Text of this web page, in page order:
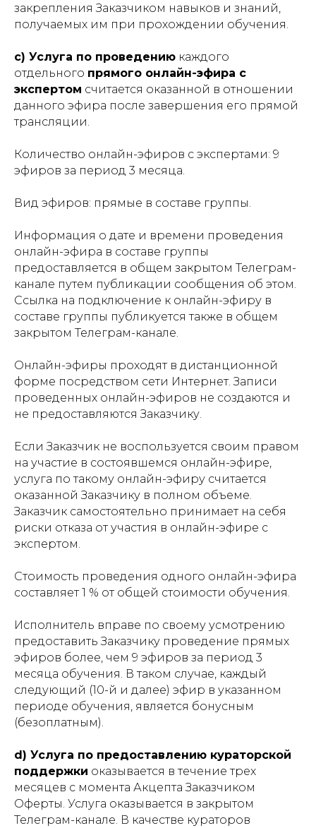
закрепления Заказчиком навыков и знаний,
получаемых им при прохождении обучения.
c) Услуга по проведению каждого
отдельного прямого онлайн-эфира с
экспертом считается оказанной в отношении
данного эфира после завершения его прямой
трансляции.
Количество онлайн-эфиров с экспертами: 9
эфиров за период 3 месяца.
Вид эфиров: прямые в составе группы.
Информация о дате и времени проведения
онлайн-эфира в составе группы
предоставляется в общем закрытом Телеграм-
канале путем публикации сообщения об этом.
Ссылка на подключение к онлайн-эфиру в
составе группы публикуется также в общем
закрытом Телеграм-канале.
Онлайн-эфиры проходят в дистанционной
форме посредством сети Интернет. Записи
проведенных онлайн-эфиров не создаются и
не предоставляются Заказчику.
Если Заказчик не воспользуется своим правом
на участие в состоявшемся онлайн-эфире,
услуга по такому онлайн-эфиру считается
оказанной Заказчику в полном объеме.
Заказчик самостоятельно принимает на себя
риски отказа от участия в онлайн-эфире с
экспертом.
Стоимость проведения одного онлайн-эфира
составляет 1 % от общей стоимости обучения.
Исполнитель вправе по своему усмотрению
предоставить Заказчику проведение прямых
эфиров более, чем 9 эфиров за период 3
месяца обучения. В таком случае, каждый
следующий (10-й и далее) эфир в указанном
периоде обучения, является бонусным
(безоплатным).
d ) Услуга по предоставлению кураторской
поддержки оказывается в течение трех
месяцев с момента Акцепта Заказчиком
Оферты. Услуга оказывается в закрытом
Телеграм-канале. В качестве кураторов